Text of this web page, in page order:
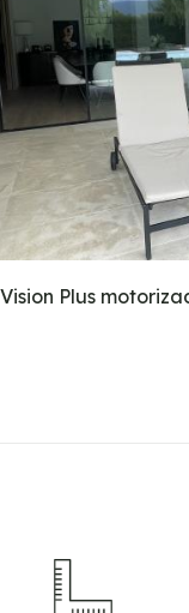
Plus